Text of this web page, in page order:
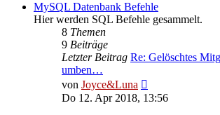
MySQL Datenbank Befehle
Hier werden SQL Befehle gesammelt.
8 Themen
9 Beiträge
Letzter Beitrag Re: Gelöschtes
umben…
von Joyce&Luna
Beitrag
Do 12. Apr 2018, 13:56